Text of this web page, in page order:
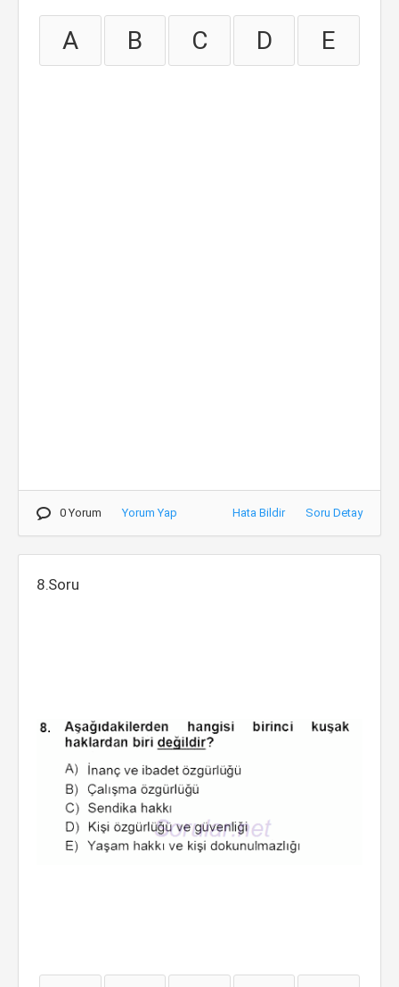
A B C D E
0 Yorum Yorum Yap Hata Bildir Soru Detay
8.Soru